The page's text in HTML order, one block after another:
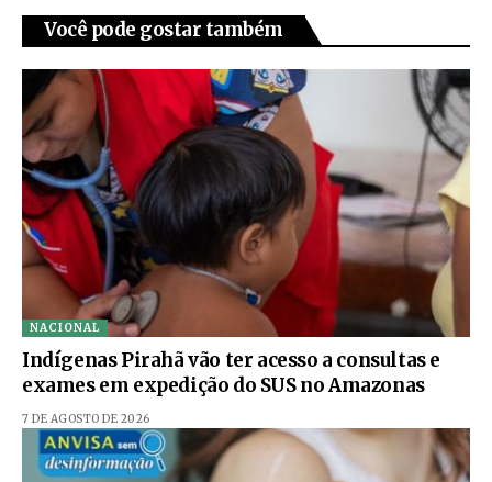
Você pode gostar também
NACIONAL
Indígenas Pirahã vão ter acesso a consultas e
exames em expedição do SUS no Amazonas
7 DE AGOSTO DE 2026